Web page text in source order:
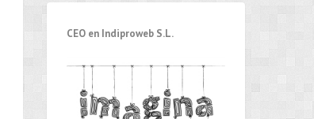
CEO en Indiproweb S.L.